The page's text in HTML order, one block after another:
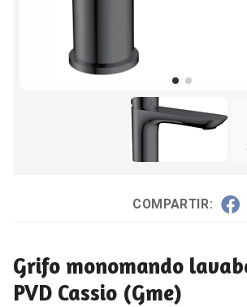
COMPARTIR:
Grifo monomando
PVD Cassio (Gme)